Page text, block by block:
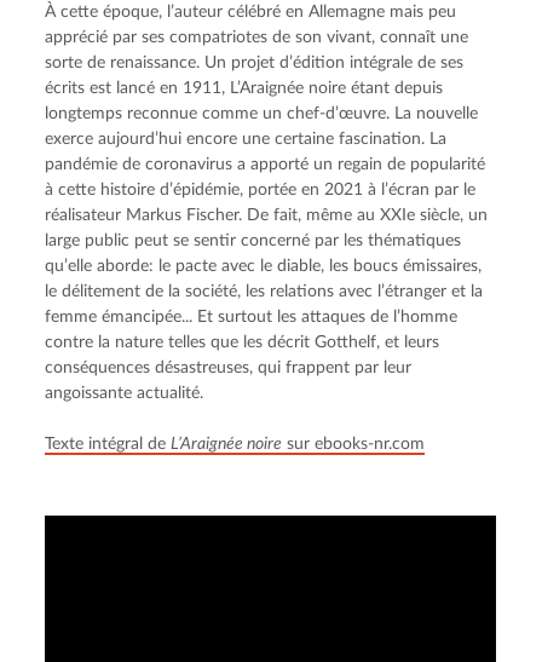
À cette époque, l’auteur célébré en Allemagne mais peu
apprécié par ses compatriotes de son vivant, connaît une
sorte de renaissance. Un projet d’édition intégrale de ses
écrits est lancé en 1911, L’Araignée noire étant depuis
longtemps reconnue comme un chef-d’œuvre. La nouvelle
exerce aujourd’hui encore une certaine fascination. La
pandémie de coronavirus a apporté un regain de popularité
à cette histoire d’épidémie, portée en 2021 à l’écran par le
réalisateur Markus Fischer. De fait, même au XXIe siècle, un
large public peut se sentir concerné par les thématiques
qu’elle aborde: le pacte avec le diable, les boucs émissaires,
le délitement de la société, les relations avec l’étranger et la
femme émancipée... Et surtout les attaques de l’homme
contre la nature telles que les décrit Gotthelf, et leurs
conséquences désastreuses, qui frappent par leur
angoissante actualité.
Texte intégral de L’Araignée noire sur ebooks-nr.com